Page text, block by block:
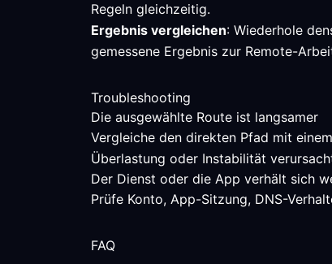
Regeln gleichzeitig.
Ergebnis vergleichen: Wiederhole
gemessene Ergebnis zur Remote-
Troubleshooting
Die ausgewählte Route ist langsamer
Vergleiche den direkten Pfad mit
Überlastung oder Instabilität
Der Dienst oder die App verhält sich
Prüfe Konto, App-Sitzung, DNS-
FAQ